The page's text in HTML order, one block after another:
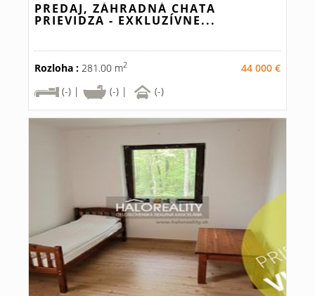
PREDAJ, ZÁHRADNÁ CHATA
PRIEVIDZA - EXKLUZÍVNE...
Rozloha : 281.00 m2
44 000 €
(-) |
(-) | (-)